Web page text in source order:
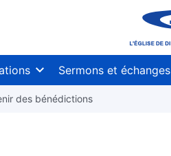
Sermons et échanges
des bénédictions